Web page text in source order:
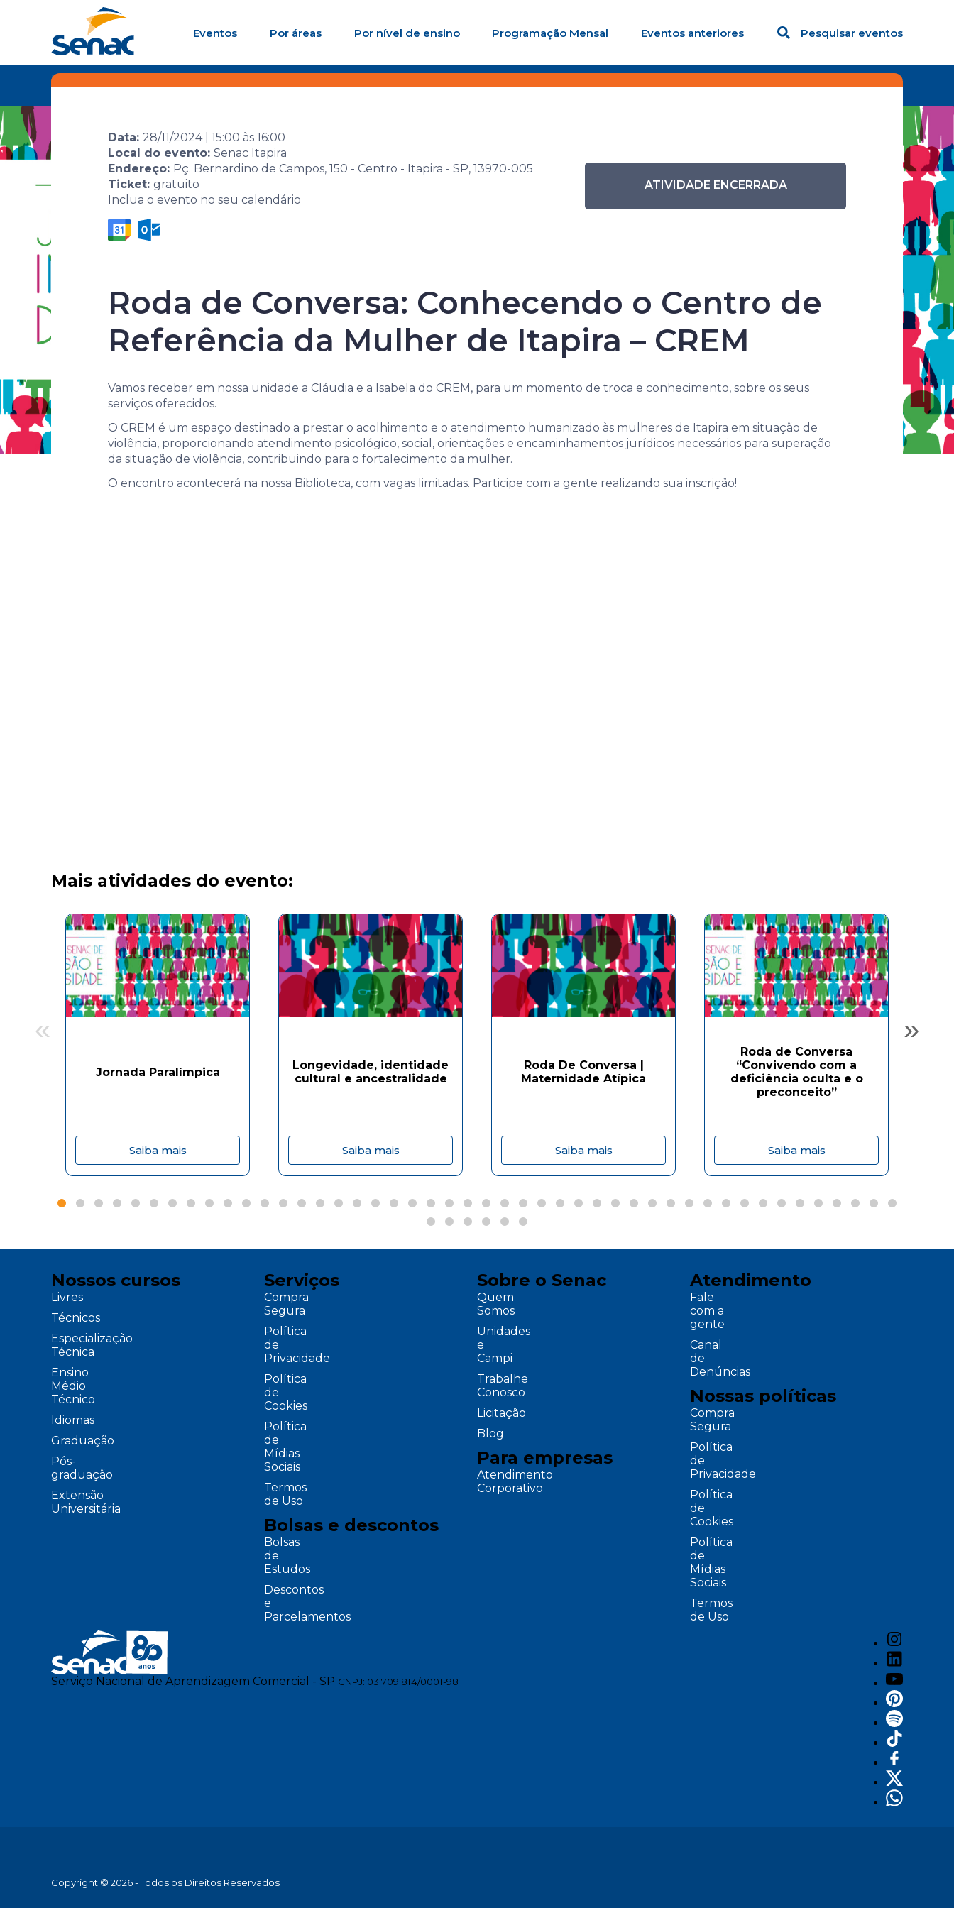
Eventos Por áreas Por nível de ensino Programação Mensal Eventos anteriores Pesquisar eventos
Home
Jornada Senac de Inclusão e
Diversidade
Data: 28/11/2024| 15:00 às 16:00
Local do evento: Senac Itapira
Endereço: Pç. Bernardino de Campos, 150 - Centro - Itapira - SP, 13970-005
Ticket: gratuito
Inclua o evento no seu calendário
ATIVIDADE ENCERRADA
Roda de Conversa: Conhecendo o Centro de
Referência da Mulher de Itapira – CREM
Vamos receber em nossa unidade a Cláudia e a Isabela do CREM, para um momento de troca e conhecimento, sobre os seus
serviços oferecidos.
O CREM é um espaço destinado a prestar o acolhimento e o atendimento humanizado às mulheres de Itapira em situação de
violência, proporcionando atendimento psicológico, social, orientações e encaminhamentos jurídicos necessários para superação
da situação de violência, contribuindo para o fortalecimento da mulher.
O encontro acontecerá na nossa Biblioteca, com vagas limitadas. Participe com a gente realizando sua inscrição!
Mais atividades do evento:
Jornada Paralímpica
Saiba mais
Longevidade, identidade
cultural e ancestralidade
Saiba mais
Roda De Conversa |
Maternidade Atípica
Saiba mais
Roda de Conversa
“Convivendo com a
deficiência oculta e o
preconceito”
Saiba mais
« »
Nossos cursos
Livres
Técnicos
Especialização
Técnica
Ensino
Médio
Técnico
Idiomas
Graduação
Pós-
graduação
Extensão
Universitária
Serviços
Compra
Segura
Política
de
Privacidade
Política
de
Cookies
Política
de
Mídias
Sociais
Termos
de Uso
Bolsas e descontos
Bolsas
de
Estudos
Descontos
e
Parcelamentos
Sobre o Senac
Quem
Somos
Unidades
e
Campi
Trabalhe
Conosco
Licitação
Blog
Para empresas
Atendimento
Corporativo
Atendimento
Fale
com a
gente
Canal
de
Denúncias
Nossas políticas
Compra
Segura
Política
de
Privacidade
Política
de
Cookies
Política
de
Mídias
Sociais
Termos
de Uso
Serviço Nacional de Aprendizagem Comercial - SP CNPJ: 03.709.814/0001-98
Copyright © 2026 - Todos os Direitos Reservados